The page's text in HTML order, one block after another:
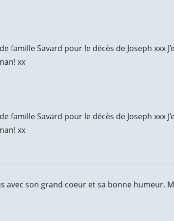
famille Savard pour le décès de Joseph xxx
xx
famille Savard pour le décès de Joseph xxx
xx
avec son grand coeur et sa bonne humeur.